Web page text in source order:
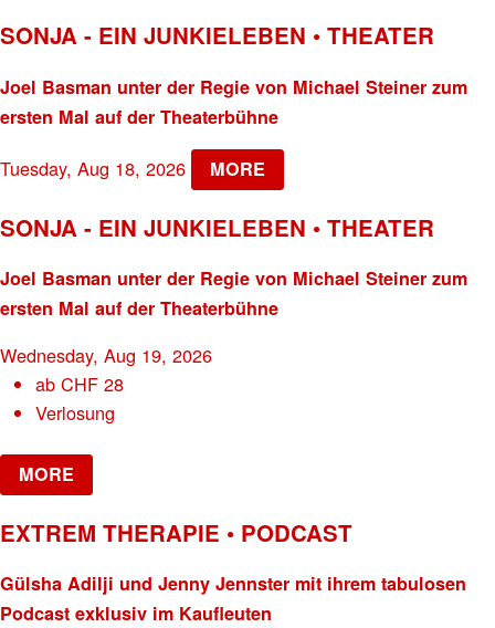
SONJA - EIN JUNKIELEBEN • THEATER
Joel Basman unter der Regie von Michael Steiner zum
ersten Mal auf der Theaterbühne
Tuesday, Aug 18, 2026 MORE
SONJA - EIN JUNKIELEBEN • THEATER
Joel Basman unter der Regie von Michael Steiner zum
ersten Mal auf der Theaterbühne
Wednesday, Aug 19, 2026
abCHF 28
Verlosung
MORE
EXTREM THERAPIE • PODCAST
Gülsha Adilji und Jenny Jennster mit ihrem tabulosen
Podcast exklusiv im Kaufleuten